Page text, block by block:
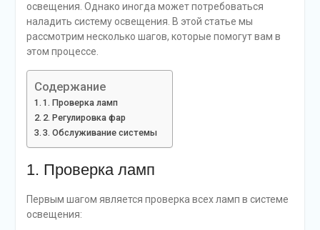
освещения. Однако иногда может потребоваться
наладить систему освещения. В этой статье мы
рассмотрим несколько шагов, которые помогут вам в
этом процессе.
Содержание
1. Проверка ламп
2. Регулировка фар
3. Обслуживание системы
1. Проверка ламп
Первым шагом является проверка всех ламп в системе
освещения: